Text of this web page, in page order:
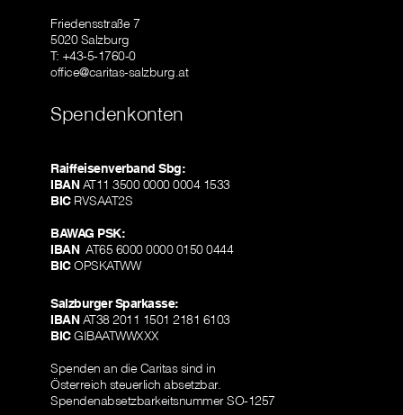
Friedensstraße 7
5020 Salzburg
T: +43-5-1760-0
office@caritas-salzburg.at
Spendenkonten
Raiffeisenverband Sbg:
IBANAT11 3500 0000 0004 1533
BICRVSAAT2S
BAWAG PSK:
IBANAT65 6000 0000 0150 0444
BICOPSKATWW
Salzburger Sparkasse:
IBANAT38 2011 1501 2181 6103
BICGIBAATWWXXX
Spenden an die Caritas sind in
Österreich steuerlich absetzbar.
Spendenabsetzbarkeitsnummer SO-1257